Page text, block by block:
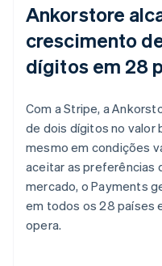
Ankorstore
crescimento
dígitos em 28
Com a Stripe, a
de dois dígitos no valor
mesmo em condições
aceitar as preferências
mercado, o Payments
em todos os 28 países
opera.